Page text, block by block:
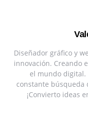
Diseñador gráfico y
innovación. Creando
el mundo digital.
constante búsqueda
¡Convierto ideas